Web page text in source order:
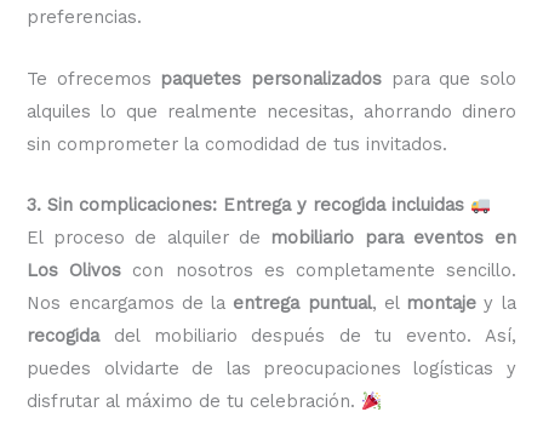
preferencias.
Te ofrecemos paquetes personalizados para que solo
alquiles lo que realmente necesitas, ahorrando dinero
sin comprometer la comodidad de tus invitados.
3. Sin complicaciones: Entrega y recogida incluidas
El proceso de alquiler de mobiliario para eventos en
Los Olivos con nosotros es completamente sencillo.
Nos encargamos de la entrega puntual, el montaje y la
recogidadel mobiliario después de tu evento. Así,
puedes olvidarte de las preocupaciones logísticas y
disfrutar al máximo de tu celebración.